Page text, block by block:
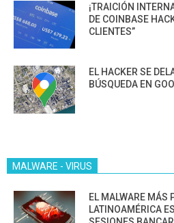
¡TRAICIÓN
DE COINBASE
CLIENTES”
EL HACKER SE
BÚSQUEDA EN
MALWARE - VIRUS
EL MALWARE MÁS
LATINOAMÉRICA